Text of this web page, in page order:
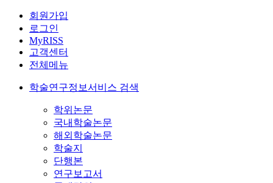
회원가입
로그인
MyRISS
고객센터
전체메뉴
학술연구정보서비스 검색
학위논문
국내학술논문
해외학술논문
학술지
단행본
연구보고서